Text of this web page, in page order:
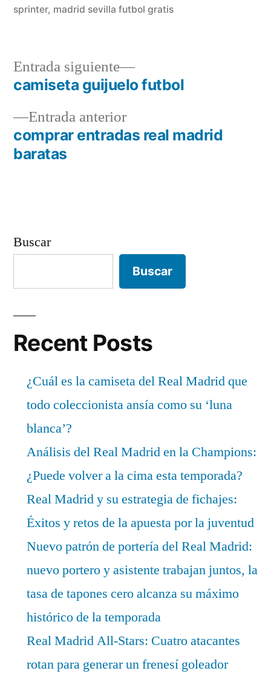
sprinter, madrid sevilla futbol gratis
Navegación
de
entradas
Entrada anteriorEntrada
anterior:
comprar entradas real madrid
baratas
Entrada siguiente
Entrada
siguiente:
camiseta guijuelo futbol
Buscar
Buscar
Recent Posts
¿Cuál es la camiseta del Real Madrid que
todo coleccionista ansía como su ‘luna
blanca’?
Análisis del Real Madrid en la Champions:
¿Puede volver a la cima esta temporada?
Real Madrid y su estrategia de fichajes:
Éxitos y retos de la apuesta por la juventud
Nuevo patrón de portería del Real Madrid:
nuevo portero y asistente trabajan juntos, la
tasa de tapones cero alcanza su máximo
histórico de la temporada
Real Madrid All-Stars: Cuatro atacantes
rotan para generar un frenesí goleador